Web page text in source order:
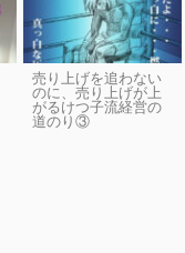
売り上げを追わない
のに、売り上げが上
がるけつ子流経営の
道のり③